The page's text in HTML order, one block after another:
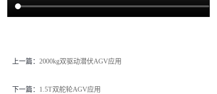
上一篇： 2000kg双驱动潜伏AGV应用
下一篇： 1.5T双舵轮AGV应用